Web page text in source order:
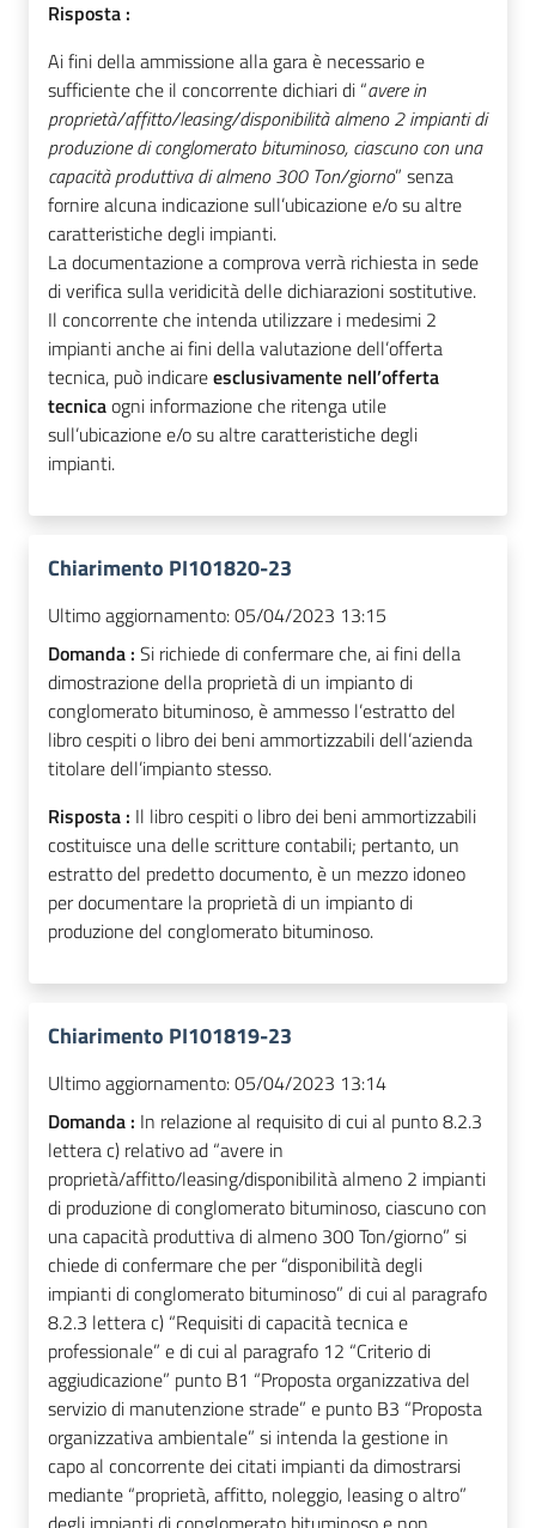
Risposta :
Ai fini della ammissione alla gara è necessario e
sufficiente che il concorrente dichiari di “avere in
proprietà/affitto/leasing/disponibilità almeno 2 impianti di
produzione di conglomerato bituminoso, ciascuno con una
capacità produttiva di almeno 300 Ton/giorno” senza
fornire alcuna indicazione sull’ubicazione e/o su altre
caratteristiche degli impianti.
La documentazione a comprova verrà richiesta in sede
di verifica sulla veridicità delle dichiarazioni sostitutive.
Il concorrente che intenda utilizzare i medesimi 2
impianti anche ai fini della valutazione dell’offerta
tecnica, può indicareesclusivamente nell’offerta
tecnicaogni informazione che ritenga utile
sull’ubicazione e/o su altre caratteristiche degli
impianti.
Chiarimento PI101820-23
Ultimo aggiornamento:05/04/2023 13:15
Domanda : Si richiede di confermare che, ai fini della
dimostrazione della proprietà di un impianto di
conglomerato bituminoso, è ammesso l’estratto del
libro cespiti o libro dei beni ammortizzabili dell’azienda
titolare dell’impianto stesso.
Risposta : Il libro cespiti o libro dei beni ammortizzabili
costituisce una delle scritture contabili; pertanto, un
estratto del predetto documento, è un mezzo idoneo
per documentare la proprietà di un impianto di
produzione del conglomerato bituminoso.
Chiarimento PI101819-23
Ultimo aggiornamento:05/04/2023 13:14
Domanda : In relazione al requisito di cui al punto 8.2.3
lettera c) relativo ad “avere in
proprietà/affitto/leasing/disponibilità almeno 2 impianti
di produzione di conglomerato bituminoso, ciascuno con
una capacità produttiva di almeno 300 Ton/giorno” si
chiede di confermare che per “disponibilità degli
impianti di conglomerato bituminoso” di cui al paragrafo
8.2.3 lettera c) “Requisiti di capacità tecnica e
professionale” e di cui al paragrafo 12 “Criterio di
aggiudicazione” punto B1 “Proposta organizzativa del
servizio di manutenzione strade” e punto B3 “Proposta
organizzativa ambientale” si intenda la gestione in
capo al concorrente dei citati impianti da dimostrarsi
mediante “proprietà, affitto, noleggio, leasing o altro”